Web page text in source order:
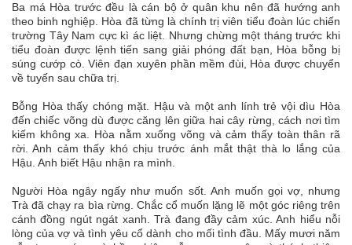
Ba má Hòa trước đều là cán bộ ở quân khu nên đã hướng anh
theo binh nghiệp. Hòa đã từng là chính trị viên tiểu đoàn lúc chiến
trường Tây Nam cực kì ác liệt. Nhưng chừng một tháng trước khi
tiểu đoàn được lệnh tiến sang giải phóng đất bạn, Hòa bỗng bị
súng cướp cò. Viên đạn xuyên phần mềm đùi, Hòa được chuyển
về tuyến sau chữa trị.
Bỗng Hòa thấy chóng mặt. Hậu và một anh lính trẻ vội dìu Hòa
đến chiếc võng dù được căng lên giữa hai cây rừng, cách nơi tìm
kiếm không xa. Hòa nằm xuống võng và cảm thấy toàn thân rã
rời. Anh cảm thấy khó chịu trước ánh mắt thật thà lo lắng của
Hậu. Anh biết Hậu nhận ra mình.
Người Hòa ngây ngấy như muốn sốt. Anh muốn gọi vợ, nhưng
Trà đã chạy ra bìa rừng. Chắc cổ muốn lặng lẽ một góc riêng trên
cánh đồng ngút ngát xanh. Trà đang đầy cảm xúc. Anh hiểu nỗi
lòng của vợ và tình yêu cổ dành cho mối tình đầu. Mấy mươi năm